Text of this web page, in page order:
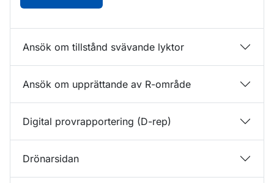
Ansök om tillstånd svävande lyktor
Ansök om upprättande av R-område
Digital provrapportering (D-rep)
Drönarsidan